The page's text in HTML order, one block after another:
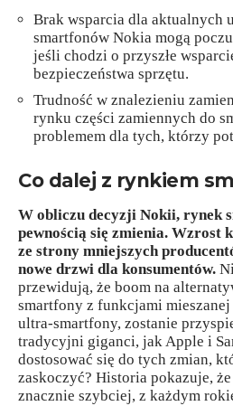
Brak wsparcia dla aktualnych
smartfonów Nokia mogą
jeśli chodzi o przyszłe
bezpieczeństwa sprzętu.
Trudność w znalezieniu
rynku części zamiennych do
problemem dla tych, którzy
Co dalej z rynkiem
W obliczu decyzji Nokii, rynek
pewnością się zmienia. Wzrost
ze strony mniejszych
nowe drzwi dla konsumentów.
przewidują, że boom na
smartfony z funkcjami
ultra-smartfony, zostanie
tradycyjni giganci, jak Apple i
dostosować się do tych zmian,
zaskoczyć? Historia pokazuje,
znacznie szybciej, z każdym